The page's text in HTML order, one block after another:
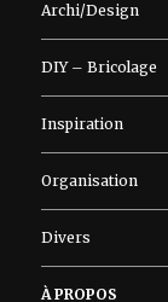
Archi/Design
DIY – Bricolage
Inspiration
Organisation
Divers
À PROPOS